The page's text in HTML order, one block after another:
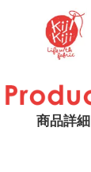
商品詳細